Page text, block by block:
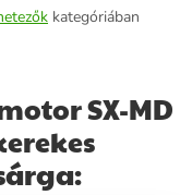
kategóriában
SX-MD